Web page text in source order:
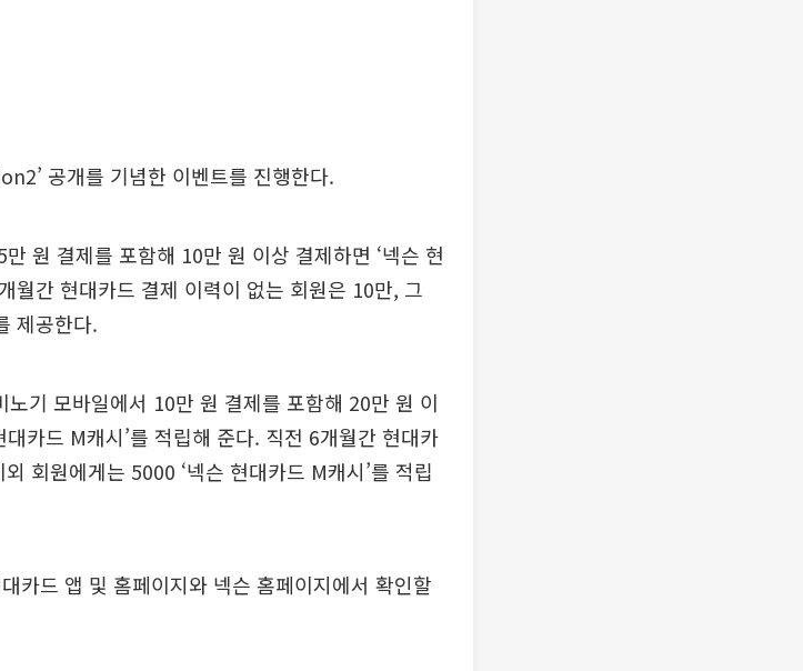
공개를 기념한 이벤트를 진행한다.
원 결제를 포함해 10만 원 이상 결제하면 ‘넥슨 현
월간 현대카드 결제 이력이 없는 회원은 10만, 그
제공한다.
기 모바일에서 10만 원 결제를 포함해 20만 원 이
카드 M캐시’를 적립해 준다. 직전 6개월간 현대카
회원에게는 5000 ‘넥슨 현대카드 M캐시’를 적립
카드 앱 및 홈페이지와 넥슨 홈페이지에서 확인할